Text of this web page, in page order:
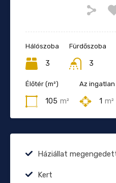
Hálószoba
3
Fürdőszoba
3
Élőtér (m²)
105 m²
Az
1 m²
Háziállat
Kert